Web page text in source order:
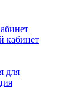
кабинет
для